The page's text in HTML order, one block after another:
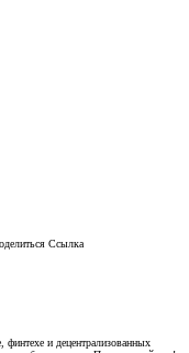
Ссылка
и децентрализованных